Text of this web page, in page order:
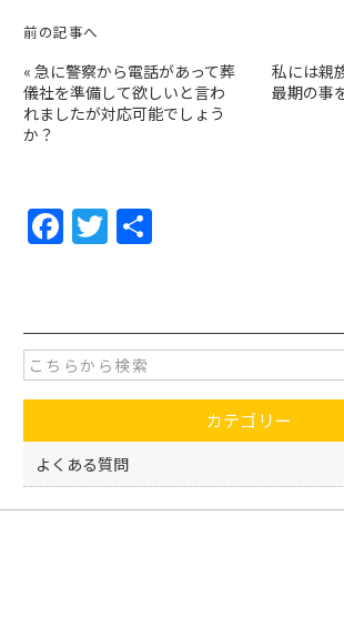
前の記事へ
« 急に警察から電話があって葬
儀社を準備して欲しいと言わ
れましたが対応可能でしょう
か？
私には親
最期の事
F
a
e
b
o
o
k
T
w
er
カテゴリー
よくある質問